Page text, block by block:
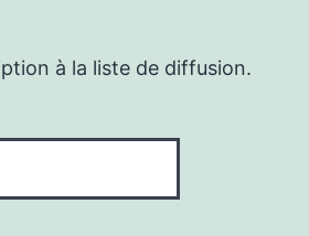
à la liste de diffusion.